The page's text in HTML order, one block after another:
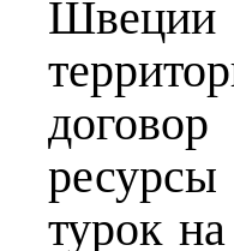
ресурсы
турок